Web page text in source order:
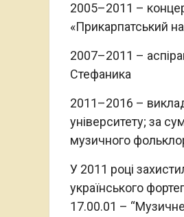
2005–2011 –
«Прикарпатський
2007–2011 –
Стефаника
2011–2016 –
університету; за
музичного
У 2011 році
українського
17.00.01 –